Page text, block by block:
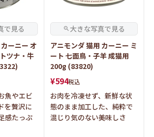
ーニー オ
ツナ・牛
魚やエビ
を贅沢に
感たっぷ
アニモンダ 猫用 カーニー ミ
ート 七面鳥・子羊 成猫用
200g (83820)
¥594税込
お肉を冷凍せず、新鮮な状
態のまま加工した、純粋で
混じり気のない美味しさ